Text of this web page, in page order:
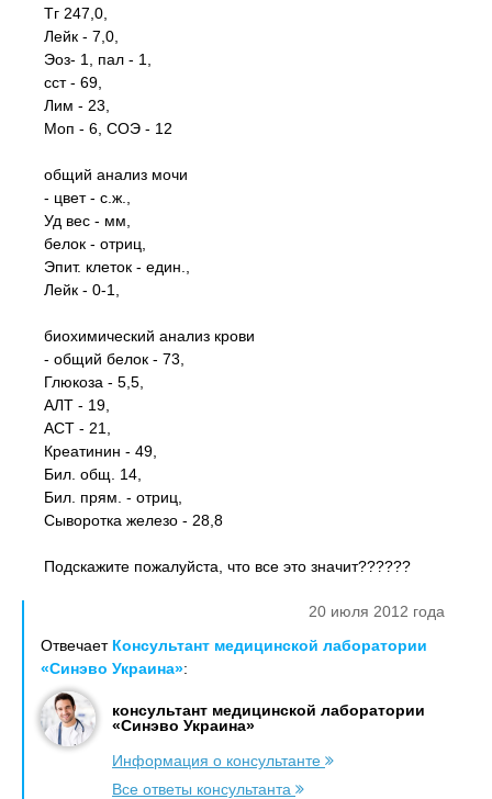
Тг 247,0,
Лейк - 7,0,
Эоз- 1, пал - 1,
сст - 69,
Лим - 23,
Моп - 6, СОЭ - 12
общий анализ мочи
- цвет - с.ж.,
Уд вес - мм,
белок - отриц,
Эпит. клеток - един.,
Лейк - 0-1,
биохимический анализ крови
- общий белок - 73,
Глюкоза - 5,5,
АЛТ - 19,
АСТ - 21,
Креатинин - 49,
Бил. общ. 14,
Бил. прям. - отриц,
Сыворотка железо - 28,8
Подскажите пожалуйста, что все это значит??????
20 июля 2012 года
Отвечает Консультант медицинской лаборатории
«Синэво Украина»:
консультант медицинской лаборатории
«Синэво Украина»
Информация о консультанте
Все ответы консультанта